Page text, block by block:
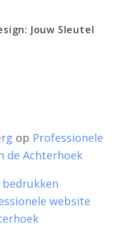
Jouw Sleutel
op Professionele
de Achterhoek
website